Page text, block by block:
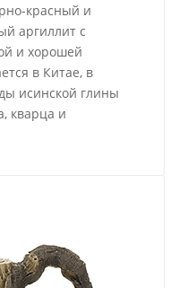
красный и
аргиллит с
и хорошей
в Китае, в
исинской глины
кварца и